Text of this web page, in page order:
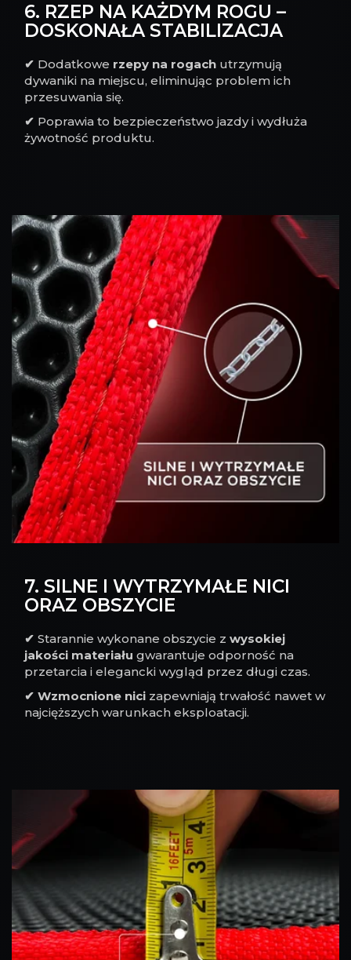
6. RZEP NA KAŻDYM ROGU –
DOSKONAŁA STABILIZACJA
✔ Dodatkowe rzepy na rogach utrzymują
dywaniki na miejscu, eliminując problem ich
przesuwania się.
✔ Poprawia to bezpieczeństwo jazdy i wydłuża
żywotność produktu.
7. SILNE I WYTRZYMAŁE NICI
ORAZ OBSZYCIE
✔ Starannie wykonane obszycie z wysokiej
jakości materiału gwarantuje odporność na
przetarcia i elegancki wygląd przez długi czas.
✔ Wzmocnione nici zapewniają trwałość nawet w
najcięższych warunkach eksploatacji.